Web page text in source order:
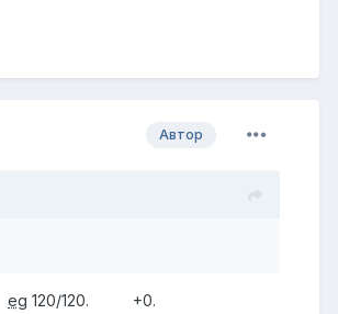
Автор
eg 120/120. +0.